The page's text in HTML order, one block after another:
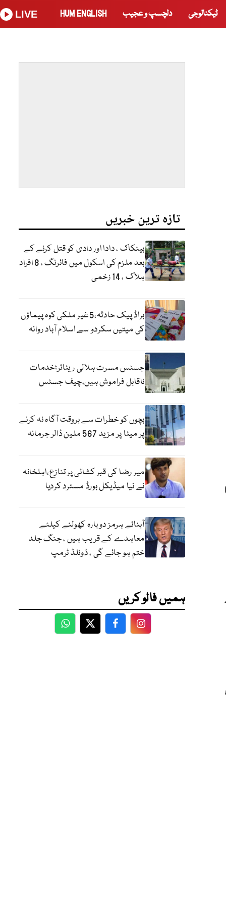
ٹیکنالوجی دلچسپ و عجیب HUM ENGLISH
LIVE
میں سے 6
تازہ ترین خبریں
بینکاک ، دادا اور دادی کو قتل کرنے کے
بعد ملزم کی اسکول میں فائرنگ ، 8 افراد
ہلاک ، 14 زخمی
براڈ پیک حادثہ،5غیر ملکی کوہ پیماؤں
کی میتیں سکردو سے اسلام آباد روانہ
جسٹس مسرت ہلالی ریٹائر؛خدمات
ناقابل فراموش ہیں،چیف جسٹس
بچوں کو خطرات سے بروقت آگاہ نہ کرنے
پر میٹا پر مزید 567 ملین ڈالر جرمانہ
میر رضا کی قبر کشائی پر تنازع،اہلخانہ
نے نیا میڈیکل بورڈ مسترد کردیا
آبنائے ہرمز دوبارہ کھولنے کیلئے
معاہدے کے قریب ہیں ، جنگ جلد
ختم ہو جائے گی ، ڈونلڈ ٹرمپ
ہمیں فالو کریں
WhatsApp
TwitterFacebookFacebook